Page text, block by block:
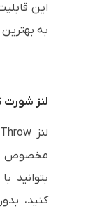
این
به
لنز شورت
لنز Short Throw این
مخصوص
بتوانید
کنید،